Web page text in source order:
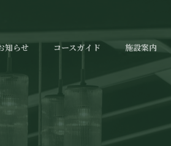
知らせ コースガイド 施設案内